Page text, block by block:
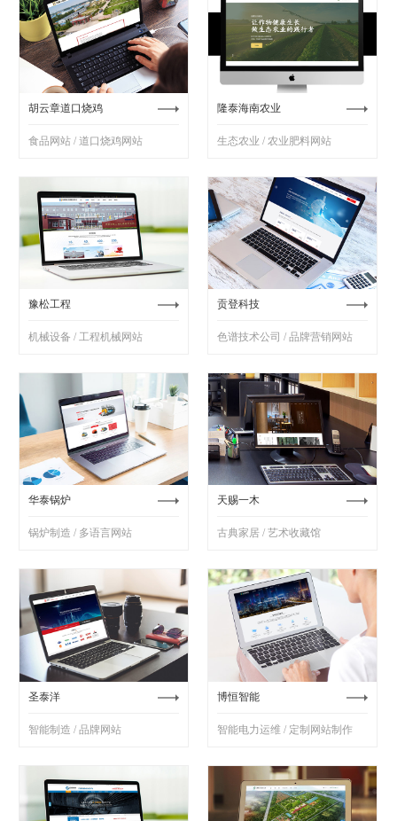
胡云章道口烧鸡
食品网站 / 道口烧鸡网站
隆泰海南农业
生态农业 / 农业肥料网站
豫松工程
机械设备 / 工程机械网站
贡登科技
色谱技术公司 / 品牌营销网站
华泰锅炉
锅炉制造 / 多语言网站
天赐一木
古典家居 / 艺术收藏馆
圣泰洋
智能制造 / 品牌网站
博恒智能
智能电力运维 / 定制网站制作